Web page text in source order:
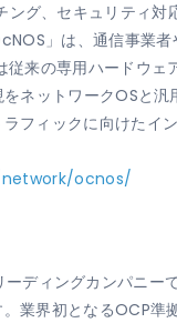
、セキュリティ対
」は、通信事業
来の専用ハードウ
ネットワークOSと
フィックに向けた
ocnos/
ディングカンパニー
業界初となるOCP